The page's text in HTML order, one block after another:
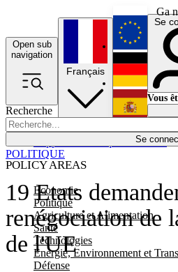
Ga
Open sub
navigation
Recherche
Se
POLICY AREAS
Economie
Politique
Agriculture et Alimentation
Santé
Technologies
Energie, Environnement et
Défense
Économie
Français
English
Deutsch
Se
Vous
19 Etats
renégociation de
de l'UE
POLITIQUE